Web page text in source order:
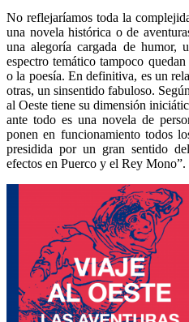
No reflejaríamos toda la
una novela histórica o de
una alegoría cargada de humor,
espectro temático tampoco
o la poesía. En definitiva, es un
otras, un sinsentido fabuloso.
al Oeste tiene su dimensión
ante todo es una novela de
ponen en funcionamiento todos
presidida por un gran sentido
efectos en Puerco y el Rey Mono”.